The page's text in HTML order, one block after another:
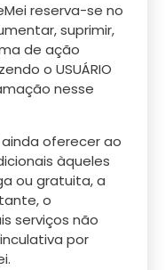
reserva-se no
suprimir,
de ação
o USUÁRIO
nesse
oferecer ao
àqueles
ou gratuita, a
o
serviços não
por